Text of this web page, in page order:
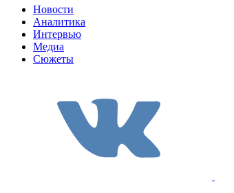
Новости
Аналитика
Интервью
Медиа
Сюжеты